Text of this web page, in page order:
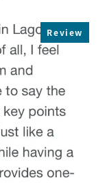
Review